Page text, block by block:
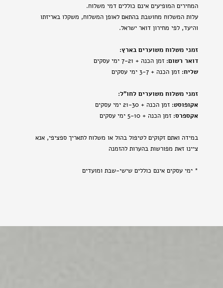
המחירים המופיעים אינם כוללים דמי משלוח.
עלות המשלוח מחושבת בהתאם לאופן המשלוח, משקלו באריזתו
והיעד, לפי מחירון דואר ישראל.
זמני משלוח משוערים בארץ:
דואר רשום: זמן הכנה + 7-21 ימי עסקים
שליח: זמן הכנה + 3-7 ימי עסקים
זמני משלוח משוערים לחו"ל:
אקופוסט: זמן הכנה + 21-30 ימי עסקים
אקספרס: זמן הכנה + 5-10 ימי עסקים
במידה ואתם זקוקים לטיפול בהול או משלוח לתאריך ספציפי, אנא
ציינו זאת מפורשות בהערות להזמנה
* ימי עסקים אינם כוללים שישי-שבת ומועדים